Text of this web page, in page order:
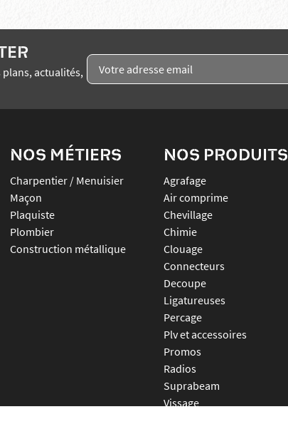
actualités,
NOS MÉTIERS
Charpentier / Menuisier
Maçon
Plaquiste
Plombier
Construction métallique
NOS PRODUITS
agrafage
air comprime
chevillage
chimie
clouage
connecteurs
decoupe
ligatureuses
percage
plv et accessoires
promos
radios
suprabeam
vissage